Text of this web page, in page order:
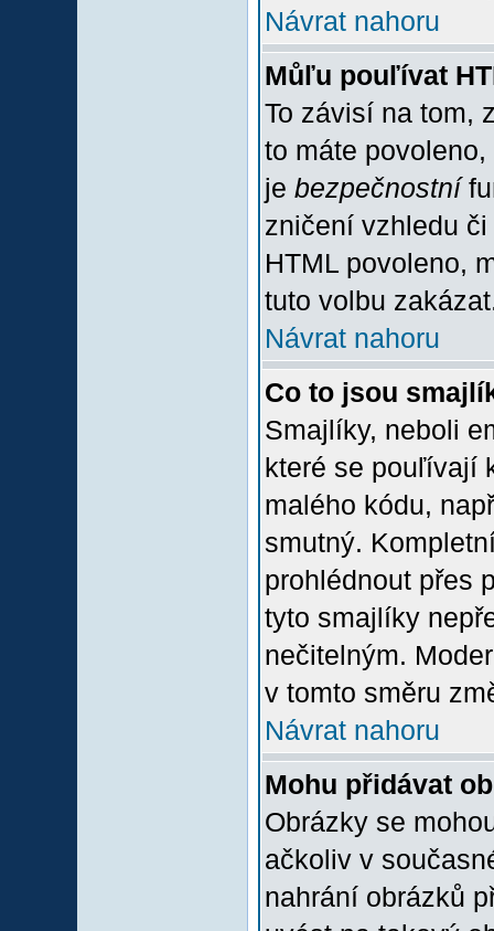
Návrat nahoru
Můľu pouľívat
To závisí na tom,
to máte
je bezpečnostní
zničení vzhledu
HTML povoleno,
tuto volbu
Návrat nahoru
Co to jsou
Smajlíky, neboli
které se pouľívají
malého kódu,
smutný.
prohlédnout přes
tyto smajlíky
nečitelným.
v tomto směru
Návrat nahoru
Mohu přidávat
Obrázky se
ačkoliv v
nahrání obrázků